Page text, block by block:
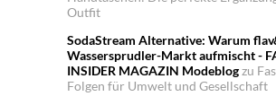
Outfit
SodaStream Alternative: Warum
Wassersprudler-Markt aufmischt -
INSIDER MAGAZIN Modeblogzu
Folgen für Umwelt und Gesellschaft